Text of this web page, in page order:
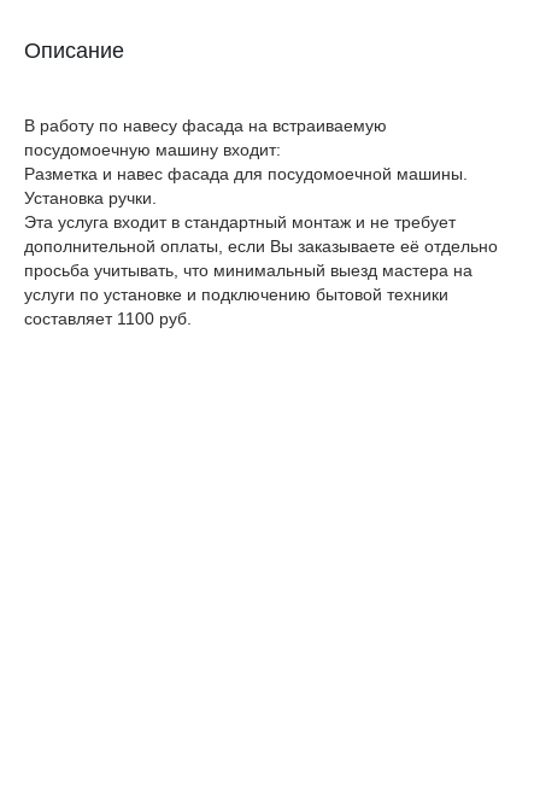
Описание
В работу по навесу фасада на встраиваемую
посудомоечную машину входит:
Разметка и навес фасада для посудомоечной машины.
Установка ручки.
Эта услуга входит в стандартный монтаж и не требует
дополнительной оплаты, если Вы заказываете её отдельно
просьба учитывать, что минимальный выезд мастера на
услуги по установке и подключению бытовой техники
составляет 1100 руб.